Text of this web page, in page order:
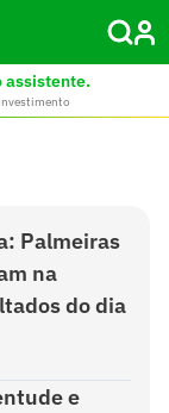
assistente.
Palmeiras
na
do dia
e